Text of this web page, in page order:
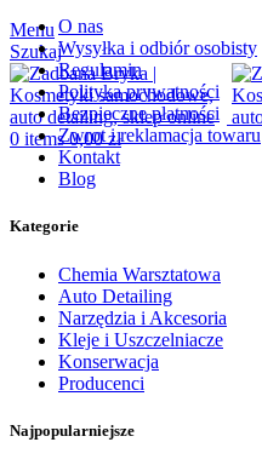
Menu
Szukaj
0 items 0,00zł
O nas
Wysyłka i odbiór osobisty
Regulamin
Polityka prywatności
Bezpieczne płatności
Zwrot i reklamacja towaru
Kontakt
Blog
Kategorie
Chemia Warsztatowa
Auto Detailing
Narzędzia i Akcesoria
Kleje i Uszczelniacze
Konserwacja
Producenci
Najpopularniejsze